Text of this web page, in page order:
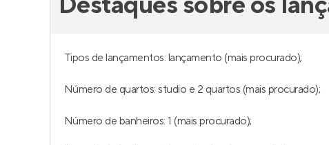
Tipos de lançamentos: lançamento (mais procurado);
Número de quartos: studio e 2 quartos (mais procurado);
Número de banheiros: 1 (mais procurado);